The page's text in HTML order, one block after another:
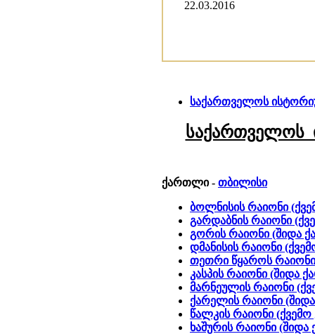
22.03.2016
საქართველოს
საქართველოს
ქართლი - თბილისი
ბოლნისის რაიონი
გარდაბნის რაიონი
გორის რაიონი (შიდა
დმანისის რაიონი
თეთრი წყაროს
კასპის რაიონი (შიდა
მარნეულის რაიონი
ქარელის რაიონი
წალკის რაიონი
ხაშურის რაიონი